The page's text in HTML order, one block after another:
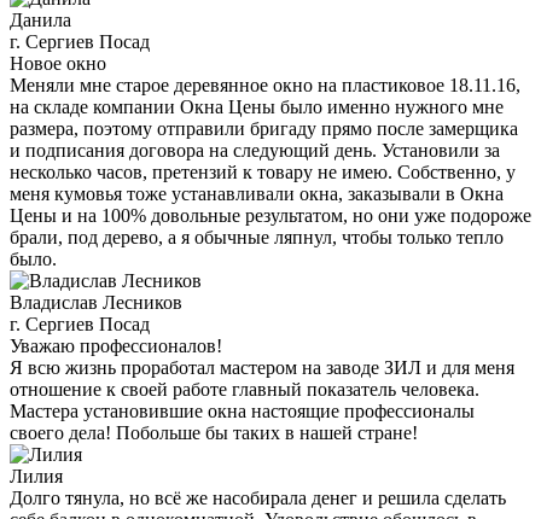
Данила
г. Сергиев Посад
Новое окно
Меняли мне старое деревянное окно на пластиковое 18.11.16,
на складе компании Окна Цены было именно нужного мне
размера, поэтому отправили бригаду прямо после замерщика
и подписания договора на следующий день. Установили за
несколько часов, претензий к товару не имею. Собственно, у
меня кумовья тоже устанавливали окна, заказывали в Окна
Цены и на 100% довольные результатом, но они уже подороже
брали, под дерево, а я обычные ляпнул, чтобы только тепло
было.
Владислав Лесников
г. Сергиев Посад
Уважаю профессионалов!
Я всю жизнь проработал мастером на заводе ЗИЛ и для меня
отношение к своей работе главный показатель человека.
Мастера установившие окна настоящие профессионалы
своего дела! Побольше бы таких в нашей стране!
Лилия
Долго тянула, но всё же насобирала денег и решила сделать